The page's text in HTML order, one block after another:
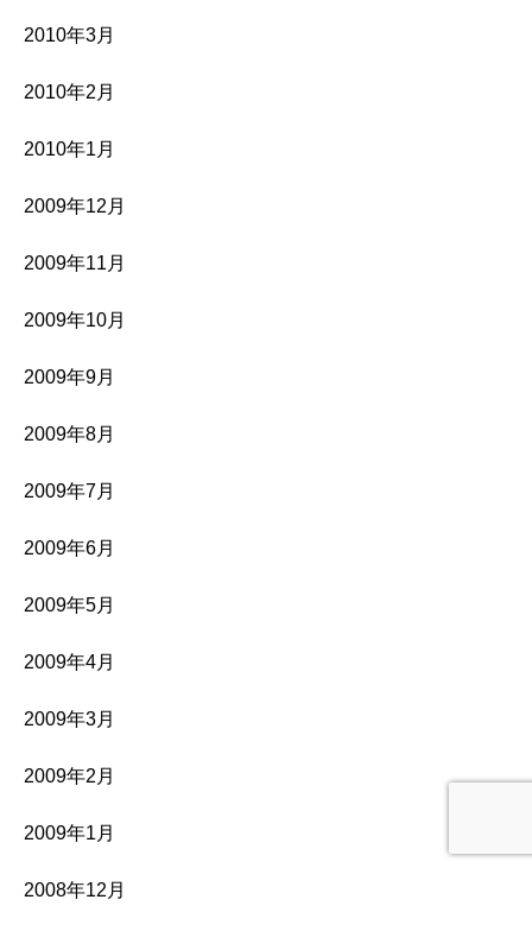
2010年3月
2010年2月
2010年1月
2009年12月
2009年11月
2009年10月
2009年9月
2009年8月
2009年7月
2009年6月
2009年5月
2009年4月
2009年3月
2009年2月
2009年1月
2008年12月